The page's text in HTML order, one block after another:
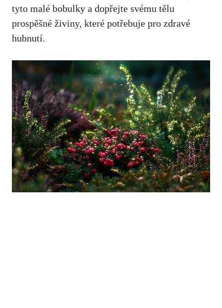
tyto malé bobulky a dopřejte svému tělu
prospěšné živiny, které potřebuje pro zdravé
hubnutí.